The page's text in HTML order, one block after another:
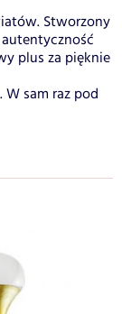
Stworzony
autentyczność
plus za pięknie
sam raz pod